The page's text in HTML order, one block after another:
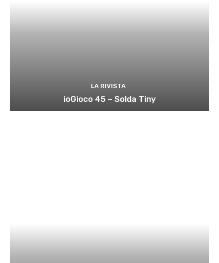
LA RIVISTA
ioGioco 45 – Solda Tiny